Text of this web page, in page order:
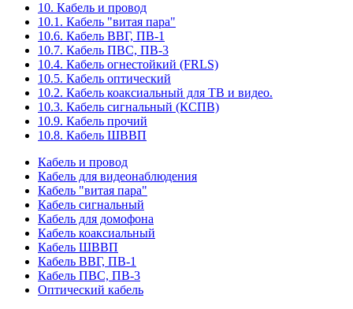
10. Кабель и провод
10.1. Кабель "витая пара"
10.6. Кабель ВВГ, ПВ-1
10.7. Кабель ПВС, ПВ-3
10.4. Кабель огнестойкий (FRLS)
10.5. Кабель оптический
10.2. Кабель коаксиальный для ТВ и видео.
10.3. Кабель сигнальный (КСПВ)
10.9. Кабель прочий
10.8. Кабель ШВВП
Кабель и провод
Кабель для видеонаблюдения
Кабель "витая пара"
Кабель сигнальный
Кабель для домофона
Кабель коаксиальный
Кабель ШВВП
Кабель ВВГ, ПВ-1
Кабель ПВС, ПВ-3
Оптический кабель